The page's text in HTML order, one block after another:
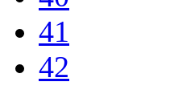
41
42